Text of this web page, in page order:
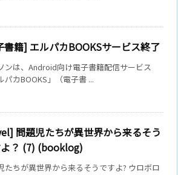
書籍] エルパカBOOKSサービス終了
ンは、Android向け電子書籍配信サービス
パカBOOKS」（電子書 ...
問題児たちが異世界から来るそう
？ (7) (booklog)
たちが異世界から来るそうですよ? ウロボロ